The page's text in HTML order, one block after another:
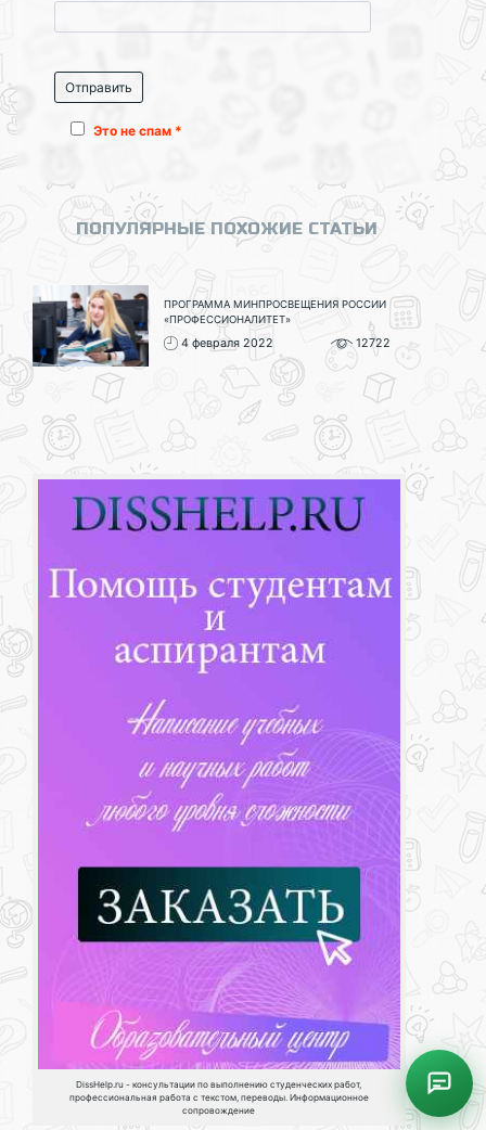
Это не спам *
ПОПУЛЯРНЫЕ ПОХОЖИЕ СТАТЬИ
ПРОГРАММА МИНПРОСВЕЩЕНИЯ РОССИИ
«ПРОФЕССИОНАЛИТЕТ»
4 февраля 2022 12722
DissHelp.ru - консультации по выполнению студенческих работ,
профессиональная работа с текстом, переводы. Информационное
сопровождение